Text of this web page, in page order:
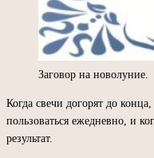
Заговор на новолуние.
Когда свечи догорят до
пользоваться ежедневно, и
результат.